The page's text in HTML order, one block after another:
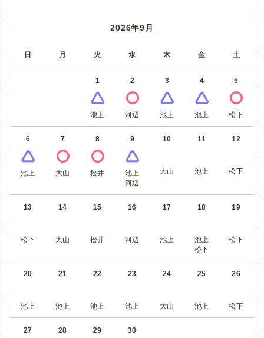
2026年9月
日 月 火 水 木 金 土
1
池上
2
河辺
3
池上
4
池上
5
松下
6
池上
7
大山
8
松井
9
池上
河辺
10
大山
11
池上
12
松下
13
松下
14
大山
15
松井
16
河辺
17
池上
18
池上
松下
19
松下
20
池上
21
池上
22
池上
23
池上
24
大山
25
池上
26
松下
27 28 29 30